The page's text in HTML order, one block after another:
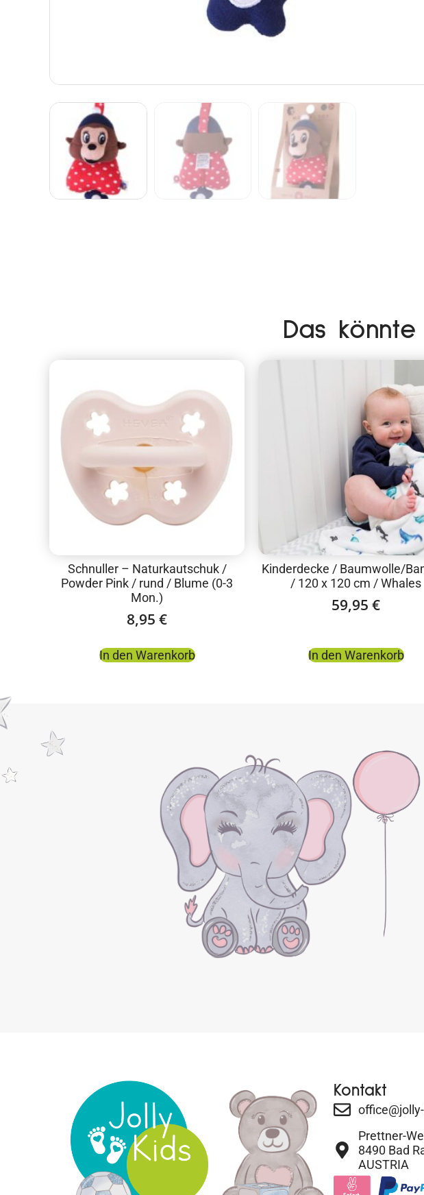
Das
Schnuller – Naturkautschuk /
Powder Pink / rund / Blume (0-3
Mon.)
8,95 €
In den Warenkorb
Kinderdecke / Baumwolle/
/ 120 x 120 cm / Whales
59,95 €
In den Warenkorb
Kontakt
Prettner-
8490 Bad
AUSTRIA